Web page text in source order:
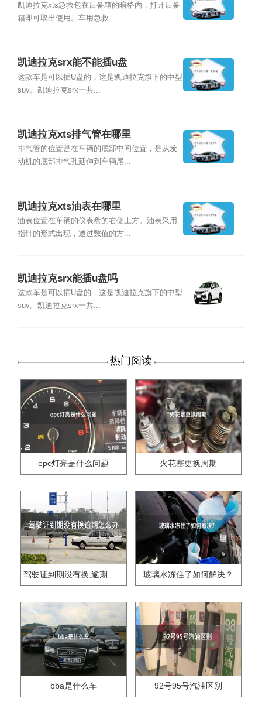
凯迪拉克xts急救包在后备箱的暗格内，打开后备
箱即可取出使用。车用急救...
凯迪拉克srx能不能插u盘
这款车是可以插U盘的，这是凯迪拉克旗下的中型
suv。凯迪拉克srx一共...
凯迪拉克xts排气管在哪里
排气管的位置是在车辆的底部中间位置，是从发
动机的底部排气孔延伸到车辆尾...
凯迪拉克xts油表在哪里
油表位置在车辆的仪表盘的右侧上方。油表采用
指针的形式出现，通过数值的方...
凯迪拉克srx能插u盘吗
这款车是可以插U盘的，这是凯迪拉克旗下的中型
suv。凯迪拉克srx一共...
热门阅读
epc灯亮是什么问题 火花塞更换周期
驾驶证到期没有换,逾期怎么办?? 玻璃水冻住了如何解决？
bba是什么车 92号95号汽油区别